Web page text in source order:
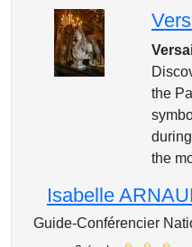
the
the
Isabelle
Guide-Conférencier